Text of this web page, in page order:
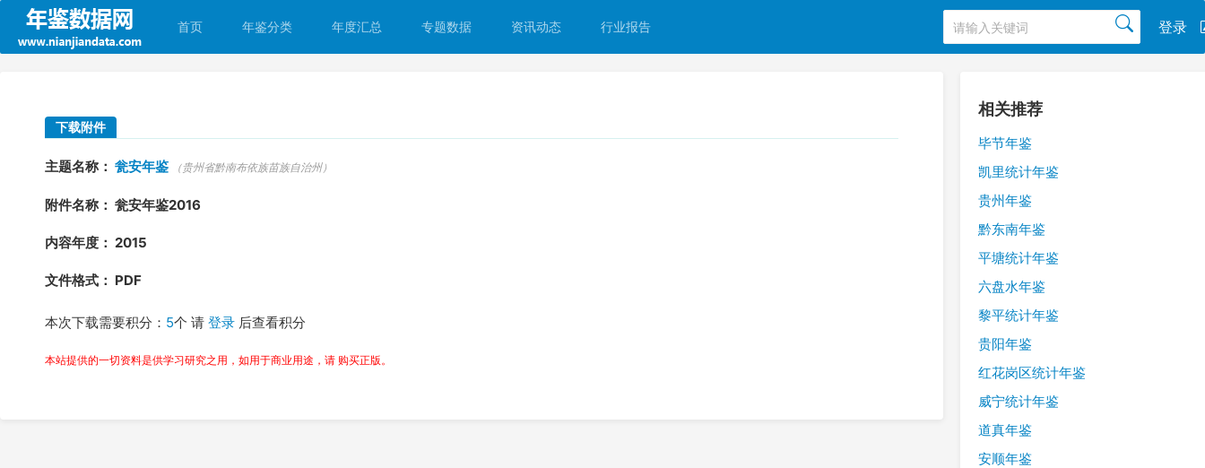
登录
首页 年鉴分类 年度汇总 专题数据 资讯动态 行业报告
下载附件
主题名称： 瓮安年鉴 （贵州省黔南布依族苗族自治州）
附件名称： 瓮安年鉴2016
内容年度： 2015
文件格式： PDF
本次下载需要积分： 5个 请 登录 后查看积分
本站提供的一切资料是供学习研究之用，如用于商业用途，请 购买正版。
相关推荐
毕节年鉴
凯里统计年鉴
贵州年鉴
黔东南年鉴
平塘统计年鉴
六盘水年鉴
黎平统计年鉴
贵阳年鉴
红花岗区统计年鉴
威宁统计年鉴
道真年鉴
安顺年鉴